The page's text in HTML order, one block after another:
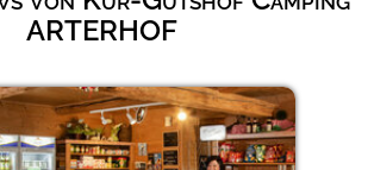
ARTERHOF